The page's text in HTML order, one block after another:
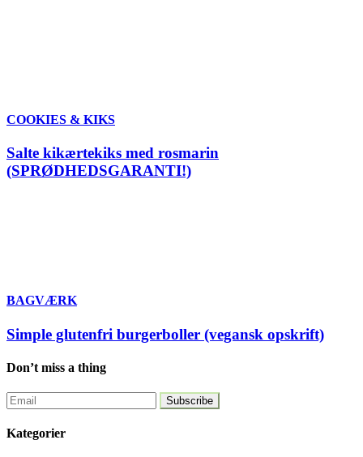
COOKIES & KIKS
Salte kikærtekiks med rosmarin
(SPRØDHEDSGARANTI!)
BAGVÆRK
Simple glutenfri burgerboller (vegansk opskrift)
Don’t miss a thing
Kategorier